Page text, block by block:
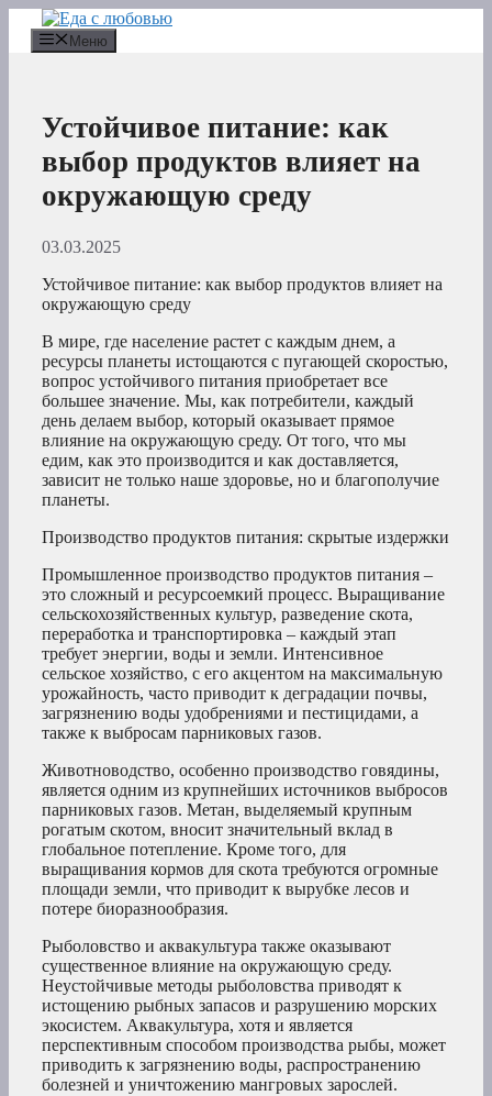
Перейти
содержимому
Меню
Устойчивое питание: как
выбор продуктов влияет на
окружающую среду
03.03.2025
Устойчивое питание: как выбор продуктов влияет на
окружающую среду
В мире, где население растет с каждым днем, а
ресурсы планеты истощаются с пугающей скоростью,
вопрос устойчивого питания приобретает все
большее значение. Мы, как потребители, каждый
день делаем выбор, который оказывает прямое
влияние на окружающую среду. От того, что мы
едим, как это производится и как доставляется,
зависит не только наше здоровье, но и благополучие
планеты.
Производство продуктов питания: скрытые издержки
Промышленное производство продуктов питания –
это сложный и ресурсоемкий процесс. Выращивание
сельскохозяйственных культур, разведение скота,
переработка и транспортировка – каждый этап
требует энергии, воды и земли. Интенсивное
сельское хозяйство, с его акцентом на максимальную
урожайность, часто приводит к деградации почвы,
загрязнению воды удобрениями и пестицидами, а
также к выбросам парниковых газов.
Животноводство, особенно производство говядины,
является одним из крупнейших источников выбросов
парниковых газов. Метан, выделяемый крупным
рогатым скотом, вносит значительный вклад в
глобальное потепление. Кроме того, для
выращивания кормов для скота требуются огромные
площади земли, что приводит к вырубке лесов и
потере биоразнообразия.
Рыболовство и аквакультура также оказывают
существенное влияние на окружающую среду.
Неустойчивые методы рыболовства приводят к
истощению рыбных запасов и разрушению морских
экосистем. Аквакультура, хотя и является
перспективным способом производства рыбы, может
приводить к загрязнению воды, распространению
болезней и уничтожению мангровых зарослей.